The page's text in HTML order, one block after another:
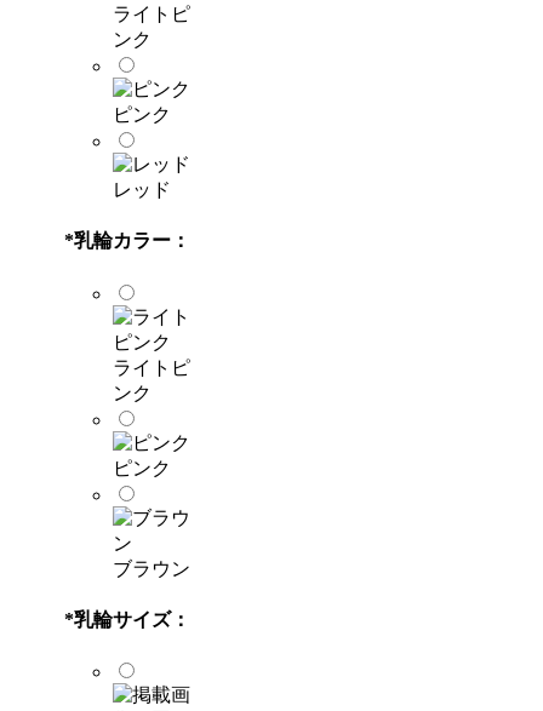
ライトピ
ンク
ピンク
レッド
*乳輪カラー：
ライトピ
ンク
ピンク
ブラウン
*乳輪サイズ：